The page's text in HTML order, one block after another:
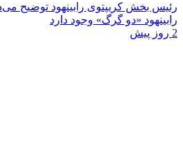
رئیس بخش کریپتوی رابینهود توضیح
رابینهود «دو گرگ» وجود دارد
2 روز پیش